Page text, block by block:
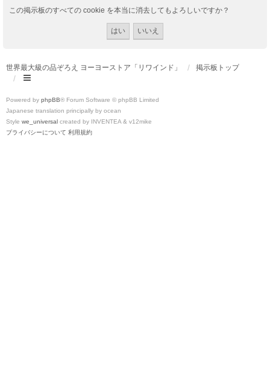
この掲示板のすべての cookie を本当に消去してもよろしいですか？
世界最大級の品ぞろえ ヨーヨーストア「リワインド」 掲示板トップ
Powered by phpBB® Forum Software © phpBB Limited
Japanese translation principally by ocean
Style we_universal created by INVENTEA & v12mike
プライバシーについて 利用規約